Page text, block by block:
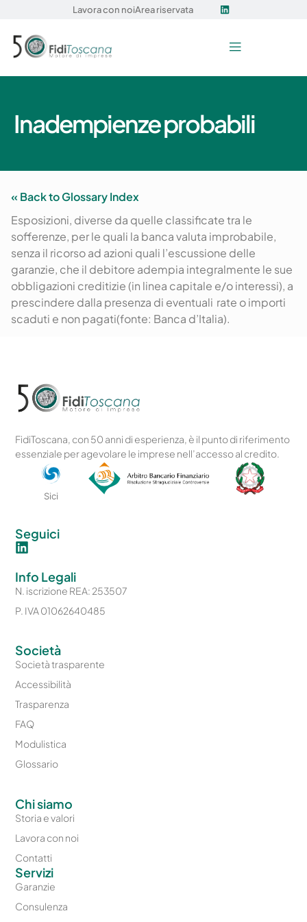
Lavora con noiArea riservata
Inadempienze probabili
« Back to Glossary Index
Esposizioni, diverse da quelle classificate tra le
sofferenze, per le quali la banca valuta improbabile,
senza il ricorso ad azioni quali l’escussione delle
garanzie, che il debitore adempia integralmente le sue
obbligazioni creditizie (in linea capitale e/o interessi), a
prescindere dalla presenza di eventuali rate o importi
scaduti e non pagati(fonte: Banca d’Italia).
FidiToscana, con 50 anni di esperienza, è il punto di riferimento
essenziale per agevolare le imprese nell’accesso al credito.
Sici
Chi siamo
Storia e valori
Lavora con noi
Contatti
Servizi
Garanzie
Consulenza
Società
Società trasparente
Accessibilità
Trasparenza
FAQ
Modulistica
Glossario
Seguici
Info Legali
N. iscrizione REA: 253507
P. IVA 01062640485